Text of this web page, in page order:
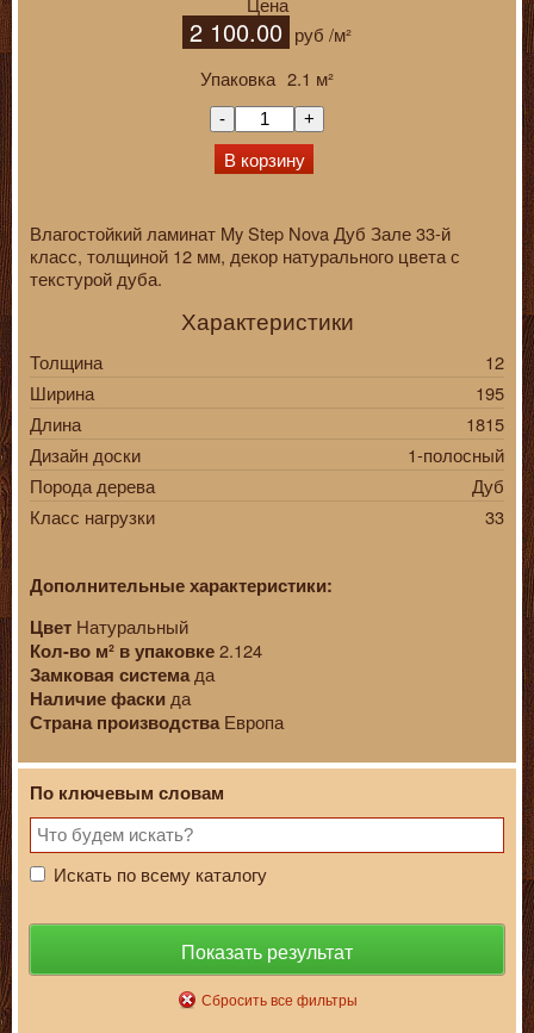
2 100.00 руб /м²
Упаковка 2.1 м²
- +
В корзину
Влагостойкий ламинат My Step Nova Дуб Зале 33-й
класс, толщиной 12 мм, декор натурального цвета с
текстурой дуба.
Характеристики
Толщина
12
Ширина
195
Длина
1815
Дизайн доски
1-полосный
Порода дерева
Дуб
Класс нагрузки
33
Дополнительные характеристики:
Цвет Натуральный
Кол-во м² в упаковке2.124
Замковая система да
Наличие фаски да
Страна производства Европа
По ключевым словам
Искать по всему каталогу
Показать результат
Сбросить все фильтры